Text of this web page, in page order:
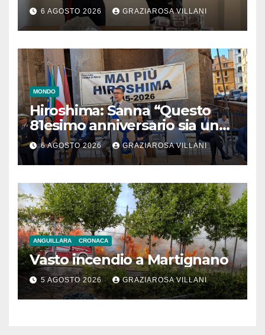
6 AGOSTO 2026 GRAZIAROSA VILLANI
MONDO
Hiroshima: Sanna “Questo
81esimo anniversario sia un
monito per tutti”
6 AGOSTO 2026 GRAZIAROSA VILLANI
ANGUILLARA CRONACA
Vasto incendio a Martignano
5 AGOSTO 2026 GRAZIAROSA VILLANI